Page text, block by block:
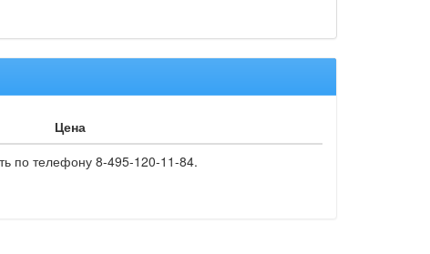
Цена
по телефону 8-495-120-11-84.